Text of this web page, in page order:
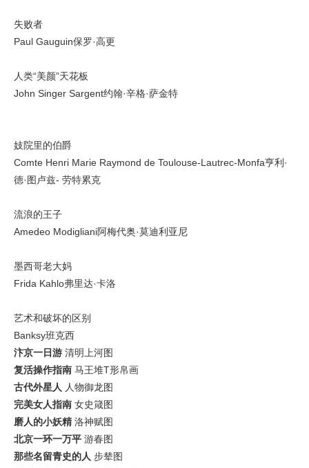
失败者
Paul Gauguin保罗·高更
人类“美颜”天花板
John Singer Sargent约翰·辛格·萨金特
妓院里的伯爵
Comte Henri Marie Raymond de Toulouse-Lautrec-Monfa亨利·
德·图卢兹- 劳特累克
流浪的王子
Amedeo Modigliani阿梅代奥·莫迪利亚尼
墨西哥老大妈
Frida Kahlo弗里达·卡洛
艺术和破坏的区别
Banksy班克西
汴京一日游 清明上河图
复活操作指南 马王堆T形帛画
古代外星人 人物御龙图
完美女人指南 女史箴图
磨人的小妖精 洛神赋图
北京一环一万平 游春图
那些名留青史的人 步辇图